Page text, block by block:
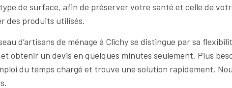
de surface, afin de préserver votre santé et celle de
des produits utilisés.
d’artisans de ménage à Clichy se distingue par sa
obtenir un devis en quelques minutes seulement. Plus
du temps chargé et trouve une solution rapidement.